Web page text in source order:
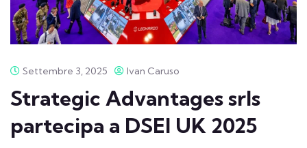
Settembre 3, 2025 Ivan Caruso
Strategic Advantages srls
partecipa a DSEI UK 2025